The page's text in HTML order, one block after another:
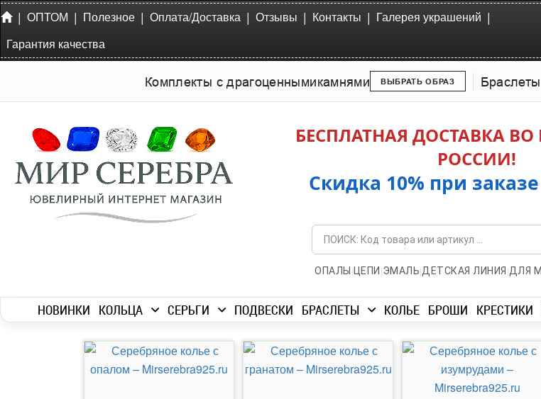
| ОПТОМ | Полезное | Оплата/Доставка | Отзывы | Контакты | Галерея украшений |
Гарантия качества
Комплекты с драгоценнымикамнями ВЫБРАТЬ ОБРАЗ
БЕСПЛАТНАЯ ДОСТАВКА ВО
РОССИИ!
Скидка 10% при заказе
ОПАЛЫ | ЦЕПИ |ЭМАЛЬ|ДЕТСКАЯ ЛИНИЯ |ДЛЯ
НОВИНКИ КОЛЬЦА СЕРЬГИ ПОДВЕСКИ БРАСЛЕТЫ КОЛЬЕ БРОШИ КРЕСТИКИ